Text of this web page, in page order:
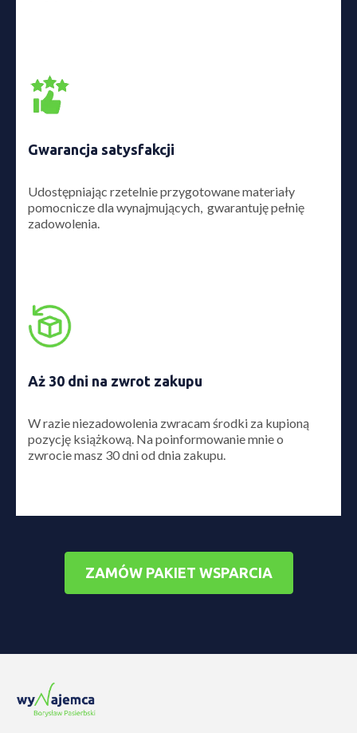
Gwarancja satysfakcji
Udostępniając rzetelnie przygotowane materiały
pomocnicze dla wynajmujących, gwarantuję pełnię
zadowolenia.
Aż 30 dni na zwrot zakupu
W razie niezadowolenia zwracam środki za kupioną
pozycję książkową. Na poinformowanie mnie o
zwrocie masz 30 dni od dnia zakupu.
ZAMÓW PAKIET WSPARCIA